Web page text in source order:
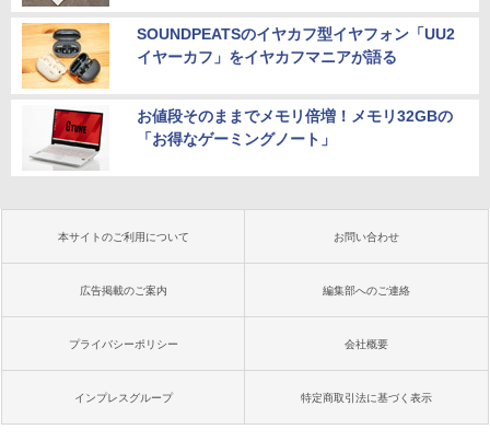
SOUNDPEATSのイヤカフ型イヤフォン「UU2
イヤーカフ」をイヤカフマニアが語る
お値段そのままでメモリ倍増！メモリ32GBの
「お得なゲーミングノート」
本サイトのご利用について お問い合わせ
広告掲載のご案内 編集部へのご連絡
プライバシーポリシー 会社概要
インプレスグループ 特定商取引法に基づく表示